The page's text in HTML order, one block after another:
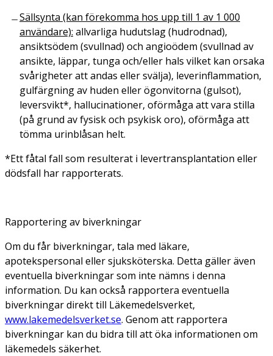
Sällsynta (kan förekomma hos upp till 1 av 1 000
användare): allvarliga hudutslag (hudrodnad),
ansiktsödem (svullnad) och angioödem (svullnad av
ansikte, läppar, tunga och/eller hals vilket kan orsaka
svårigheter att andas eller svälja), leverinflammation,
gulfärgning av huden eller ögonvitorna (gulsot),
leversvikt*, hallucinationer, oförmåga att vara stilla
(på grund av fysisk och psykisk oro), oförmåga att
tömma urinblåsan helt.
*Ett fåtal fall som resulterat i levertransplantation eller
dödsfall har rapporterats.
Rapportering av biverkningar
Om du får biverkningar, tala med läkare,
apotekspersonal eller sjuksköterska. Detta gäller även
eventuella biverkningar som inte nämns i denna
information. Du kan också rapportera eventuella
biverkningar direkt till Läkemedelsverket,
www.lakemedelsverket.se. Genom att rapportera
biverkningar kan du bidra till att öka informationen om
läkemedels säkerhet.